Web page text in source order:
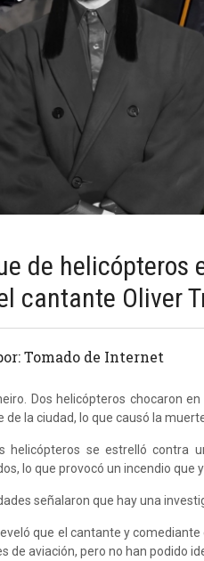
de helicópteros
cantante Oliver
Tomado de Internet
Dos helicópteros chocaron
de la ciudad, lo que causó la
helicópteros se estrelló contra
lo que provocó un incendio que
señalaron que hay una
que el cantante y
de aviación, pero no han podido